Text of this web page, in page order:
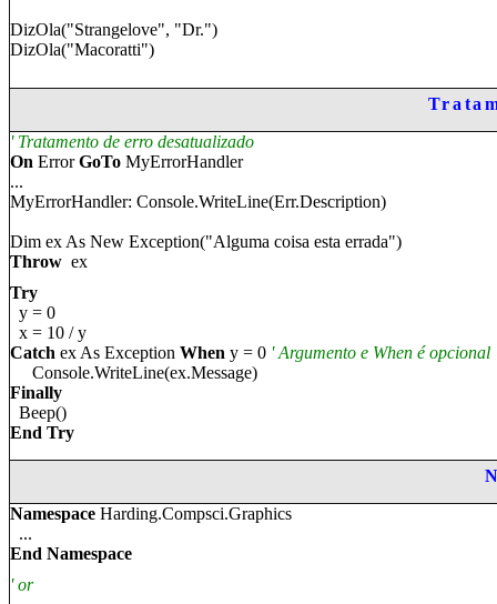
DizOla("Strangelove", "Dr.")
DizOla("Macoratti")
' Tratamento de erro desatualizado
On ErrorGoTo MyErrorHandler
...
MyErrorHandler: Console.WriteLine(Err.Description)
Dim ex As New Exception("Alguma coisa esta errada")
Throw ex
Try
y = 0
x = 10 / y
Catch ex As Exception When y = 0 ' Argumento e When é opcional
Console.WriteLine(ex.Message)
Finally
Beep()
End Try
Namespace Harding.Compsci.Graphics
...
End Namespace
' or